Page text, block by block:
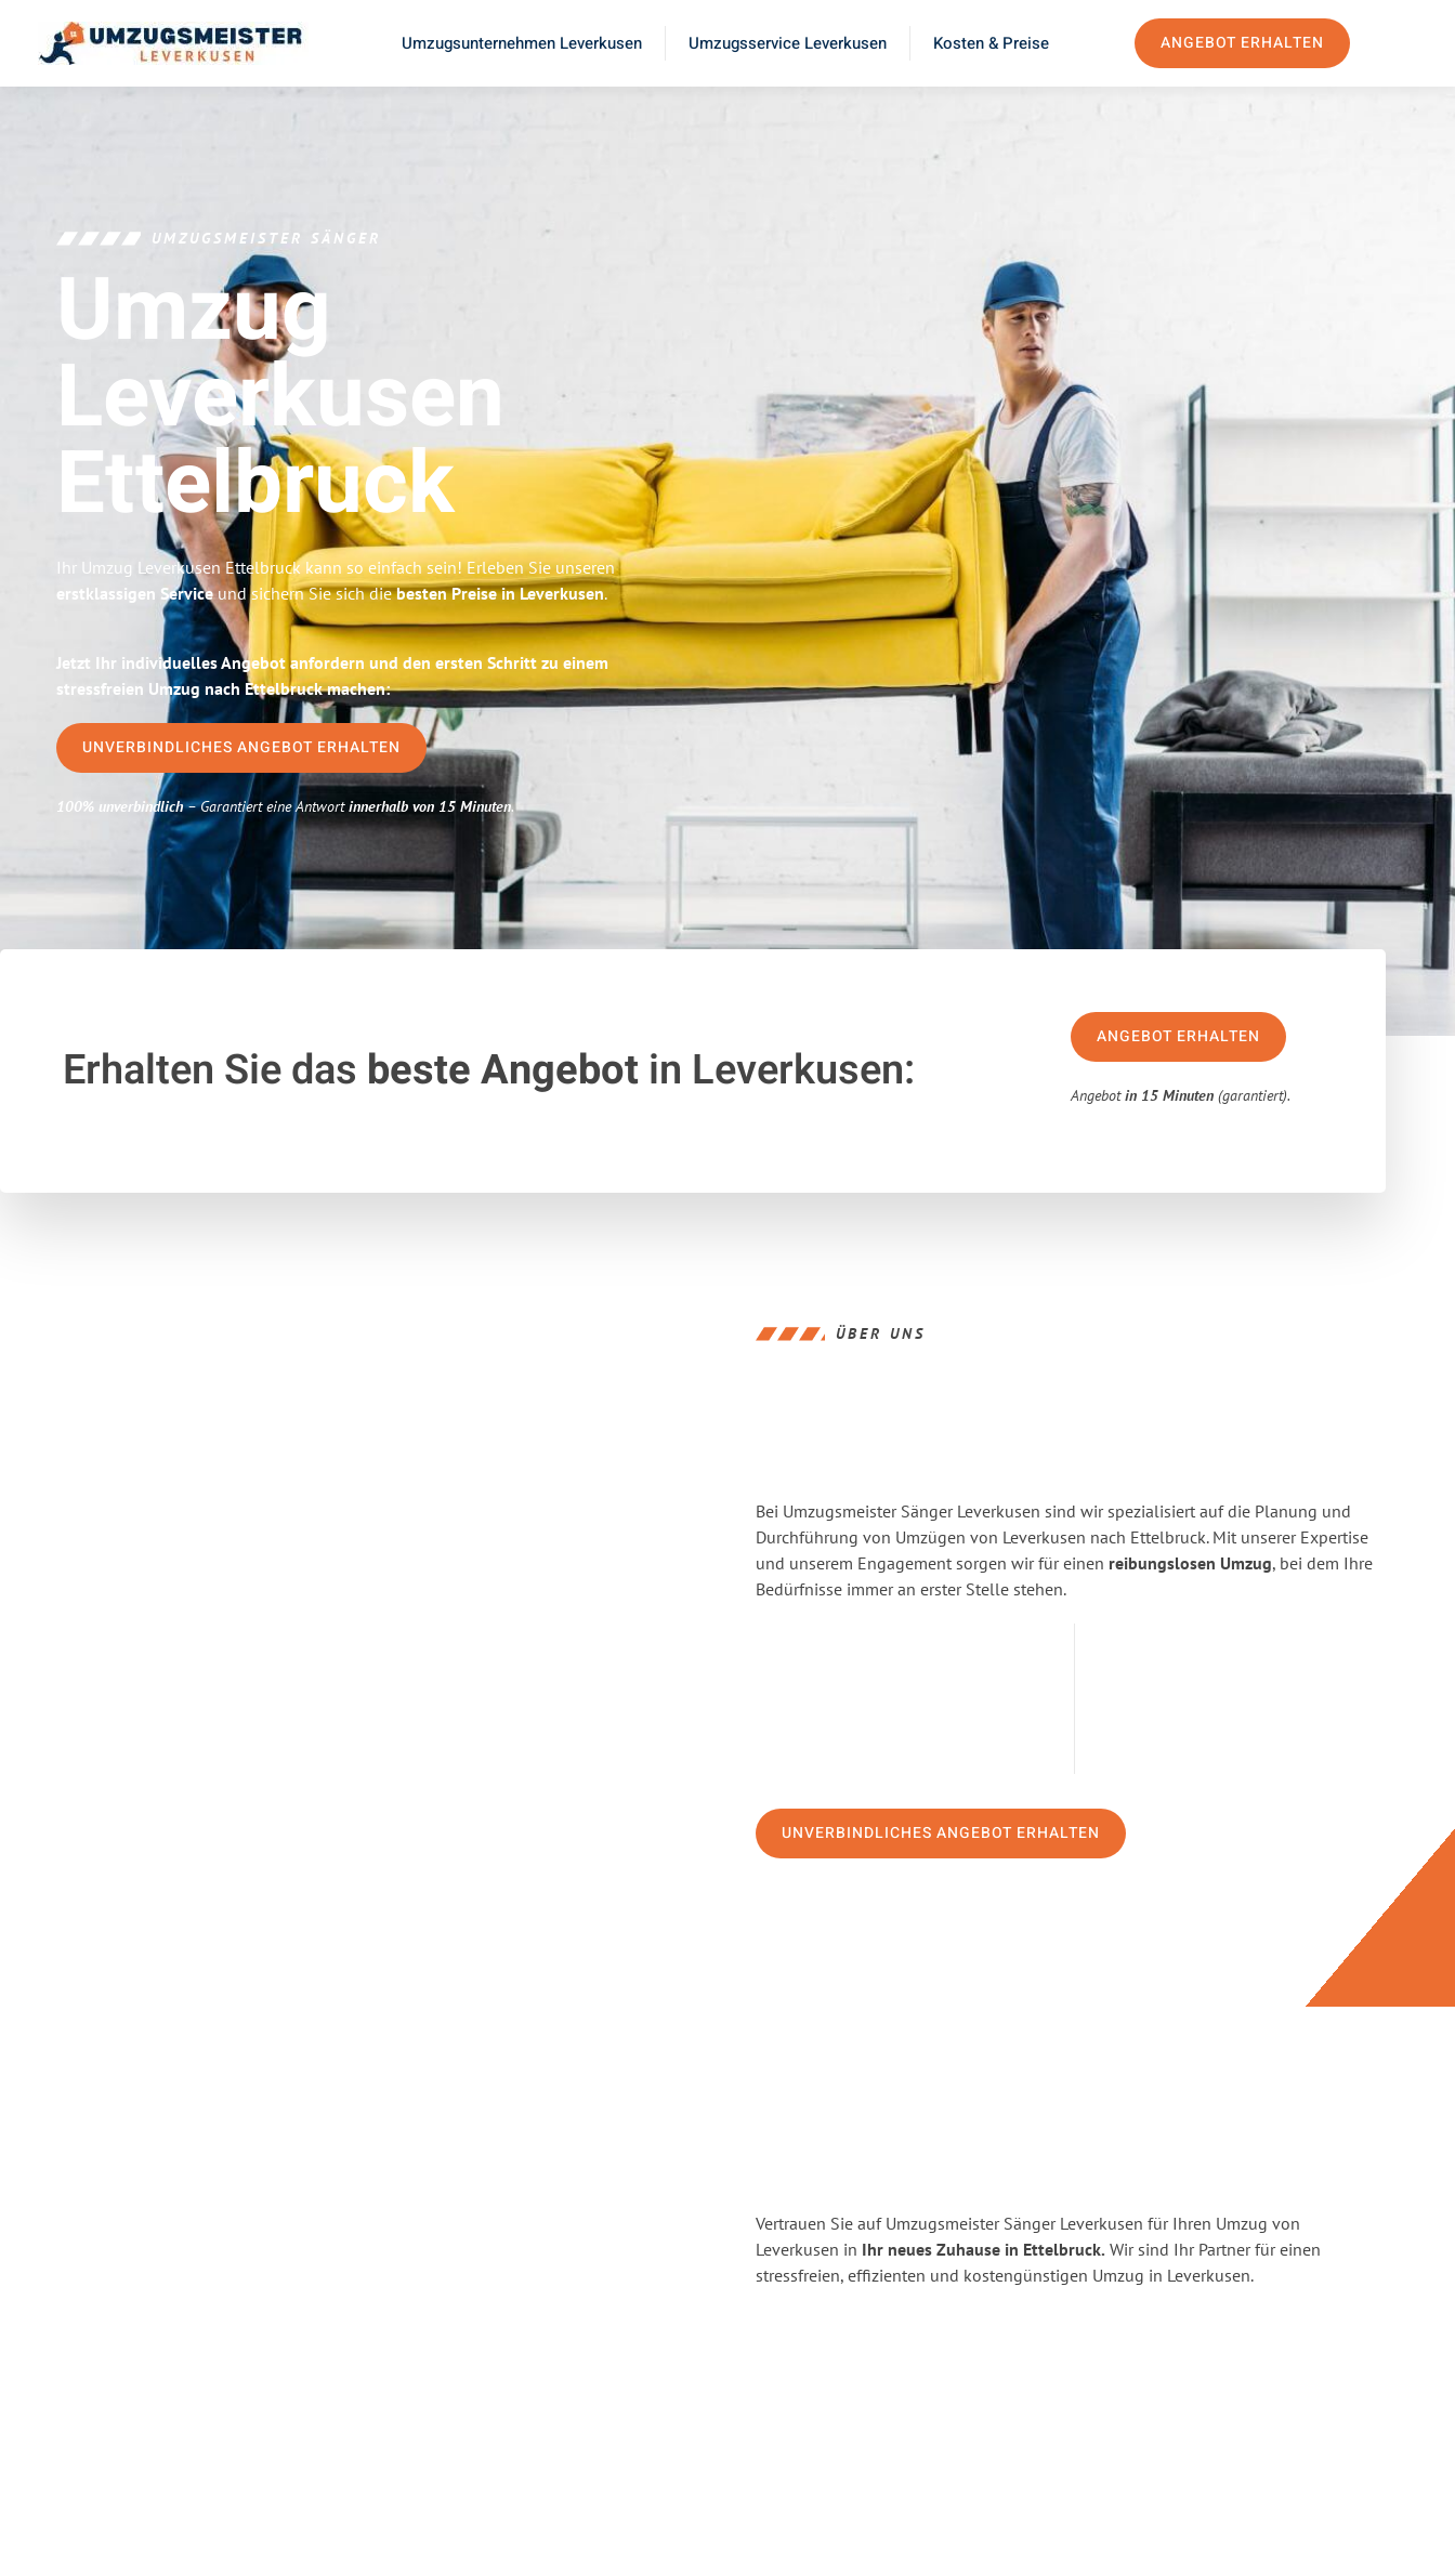
Umzugsunternehmen Leverkusen Umzugsservice Leverkusen Kosten & Preise ANGEBOT ERHALTEN
UMZUGSMEISTER SÄNGER
Umzug
Leverkusen
Ettelbruck
Ihr Umzug Leverkusen Ettelbruck kann so einfach sein! Erleben Sie unseren
erstklassigen Serviceund sichern Sie sich diebesten Preise in Leverkusen.
Jetzt Ihr individuelles Angebot anfordern und den ersten Schritt zu einem
stressfreien Umzug nach Ettelbruck machen:
UNVERBINDLICHES ANGEBOT ERHALTEN
100% unverbindlich– Garantiert eine Antwortinnerhalb von 15 Minuten.
Erhalten Sie das beste Angebotin Leverkusen:
ANGEBOT ERHALTEN
Angebotin 15 Minuten (garantiert).
ÜBER UNS
Bei Umzugsmeister Sänger Leverkusen sind wir spezialisiert auf die Planung und
Durchführung von Umzügen von Leverkusen nach Ettelbruck. Mit unserer Expertise
und unserem Engagement sorgen wir für einen reibungslosen Umzug, bei dem Ihre
Bedürfnisse immer an erster Stelle stehen.
UNVERBINDLICHES ANGEBOT ERHALTEN
Vertrauen Sie auf Umzugsmeister Sänger Leverkusen für Ihren Umzug von
Leverkusen in Ihr neues Zuhause in Ettelbruck. Wir sind Ihr Partner für einen
stressfreien, effizienten und kostengünstigen Umzug in Leverkusen.